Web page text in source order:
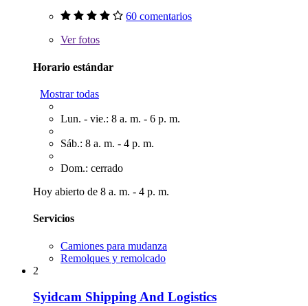
60 comentarios
Verfotos
Horario estándar
Mostrar todas
Lun. - vie.: 8 a. m. - 6 p. m.
Sáb.: 8 a. m. - 4 p. m.
Dom.: cerrado
Hoy abierto de 8 a. m. - 4 p. m.
Servicios
Camiones para mudanza
Remolques y remolcado
2
Syidcam Shipping And Logistics